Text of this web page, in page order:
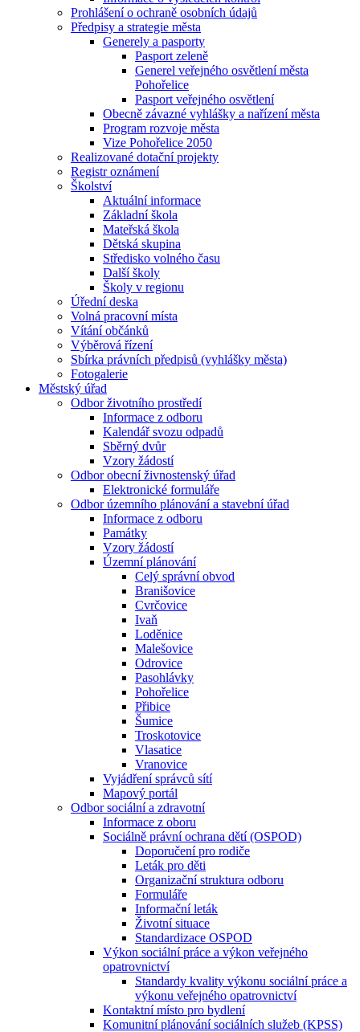
Prohlášení o ochraně osobních údajů
Předpisy a strategie města
Generely a pasporty
Pasport zeleně
Generel veřejného osvětlení města
Pohořelice
Pasport veřejného osvětlení
Obecně závazné vyhlášky a nařízení města
Program rozvoje města
Vize Pohořelice 2050
Realizované dotační projekty
Registr oznámení
Školství
Aktuální informace
Základní škola
Mateřská škola
Dětská skupina
Středisko volného času
Další školy
Školy v regionu
Úřední deska
Volná pracovní místa
Vítání občánků
Výběrová řízení
Sbírka právních předpisů (vyhlášky města)
Fotogalerie
Městský úřad
Odbor životního prostředí
Informace z odboru
Kalendář svozu odpadů
Sběrný dvůr
Vzory žádostí
Odbor obecní živnostenský úřad
Elektronické formuláře
Odbor územního plánování a stavební úřad
Informace z odboru
Památky
Vzory žádostí
Územní plánování
Celý správní obvod
Branišovice
Cvrčovice
Ivaň
Loděnice
Malešovice
Odrovice
Pasohlávky
Pohořelice
Přibice
Šumice
Troskotovice
Vlasatice
Vranovice
Vyjádření správců sítí
Mapový portál
Odbor sociální a zdravotní
Informace z oboru
Sociálně právní ochrana dětí (OSPOD)
Doporučení pro rodiče
Leták pro děti
Organizační struktura odboru
Formuláře
Informační leták
Životní situace
Standardizace OSPOD
Výkon sociální práce a výkon veřejného
opatrovnictví
Standardy kvality výkonu sociální práce a
výkonu veřejného opatrovnictví
Kontaktní místo pro bydlení
Komunitní plánování sociálních služeb (KPSS)